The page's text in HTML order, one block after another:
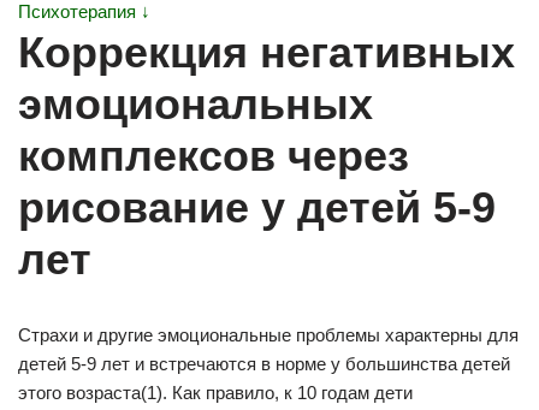
Психотерапия ↓
Коррекция негативных
эмоциональных
комплексов через
рисование у детей 5-9
лет
Страхи и другие эмоциональные проблемы характерны для
детей 5-9 лет и встречаются в норме у большинства детей
этого возраста(1). Как правило, к 10 годам дети